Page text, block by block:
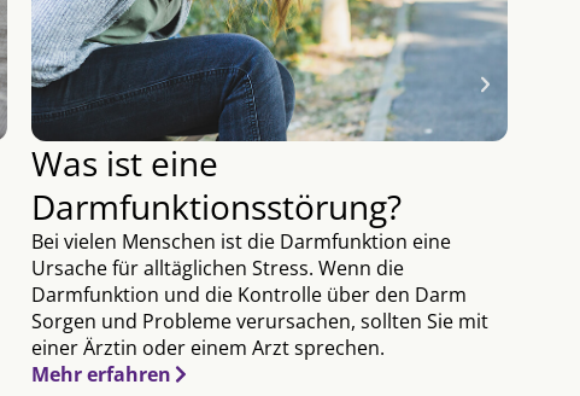
Was ist eine
Darmfunktionsstörung?
Bei vielen Menschen ist die Darmfunktion eine
Ursache für alltäglichen Stress. Wenn die
Darmfunktion und die Kontrolle über den Darm
Sorgen und Probleme verursachen, sollten Sie mit
einer Ärztin oder einem Arzt sprechen.
Mehr erfahren